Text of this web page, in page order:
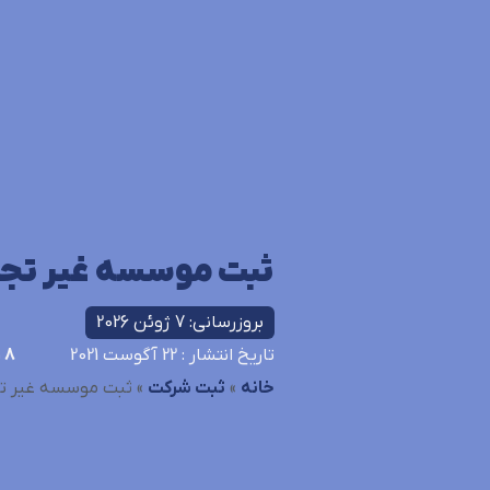
ثبت موسسه غیر
بروزرسانی: 7 ژوئن 2026
تاریخ انتشار : 22 آگوست 2021 8
خانه » ثبت شرکت » ثبت موسسه غیر